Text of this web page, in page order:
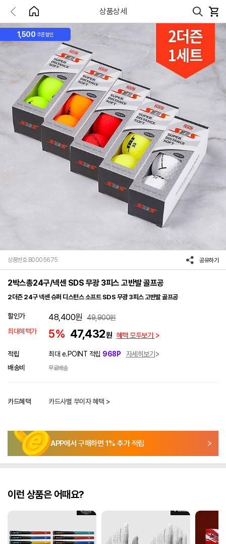
상품상세
1,500 쿠폰할인
상품번호 B0005675 공유하기
2박스총24구/넥센 SDS 무광 3피스 고반발 골프공
2더즌 24구 넥센 슈퍼 디스턴스 소프트 SDS 무광 3피스 고반발 골프공
할인가 48,400원 49,900원
최대혜택가
5% 47,432원 혜택 모두보기
적립 최대 e.POINT 적립 968P
자세히보기
배송비
무료배송
카드혜택 카드사별 무이자 혜택 >
APP에서 구매하면 1% 추가 적립
이런 상품은 어때요?